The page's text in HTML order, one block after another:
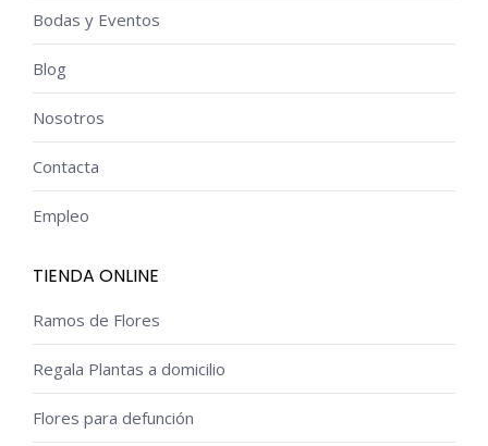
Bodas y Eventos
Blog
Nosotros
Contacta
Empleo
TIENDA ONLINE
Ramos de Flores
Regala Plantas a domicilio
Flores para defunción